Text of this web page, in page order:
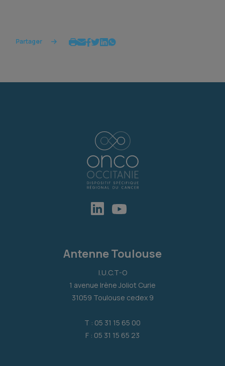
Partager
Antenne Toulouse
I.U.C.T-O
1 avenue Irène Joliot Curie
31059 Toulouse cedex 9
T : 05 31 15 65 00
F : 05 31 15 65 23